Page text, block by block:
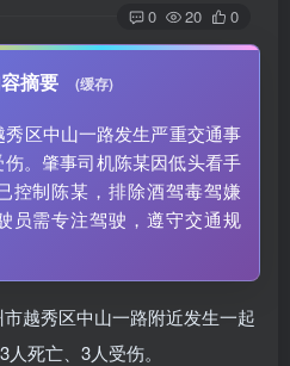
0 20 0
摘要 (缓存)
区中山一路发生严重交通事
。肇事司机陈某因低头看手
控制陈某，排除酒驾毒驾嫌
员需专注驾驶，遵守交通规
越秀区中山一路附近发生一起
死亡、3人受伤。